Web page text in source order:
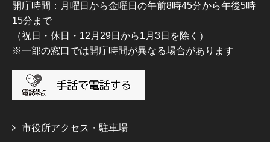
開庁時間：月曜日から金曜日の午前8時45分から午後5時
15分まで
（祝日・休日・12月29日から1月3日を除く）
※一部の窓口では開庁時間が異なる場合があります
市役所アクセス・駐車場